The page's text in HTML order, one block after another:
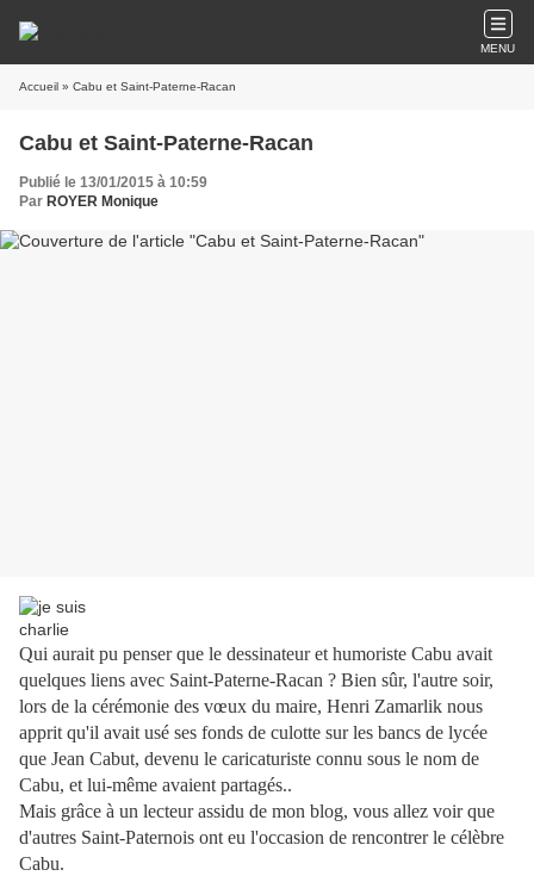
MENU
Accueil » Cabu et Saint-Paterne-Racan
Cabu et Saint-Paterne-Racan
Publié le 13/01/2015 à 10:59
Par ROYER Monique
Qui aurait pu penser que le dessinateur et humoriste Cabu avait
quelques liens avec Saint-Paterne-Racan ? Bien sûr, l'autre soir,
lors de la cérémonie des vœux du maire, Henri Zamarlik nous
apprit qu'il avait usé ses fonds de culotte sur les bancs de lycée
que Jean Cabut, devenu le caricaturiste connu sous le nom de
Cabu, et lui-même avaient partagés..
Mais grâce à un lecteur assidu de mon blog, vous allez voir que
d'autres Saint-Paternois ont eu l'occasion de rencontrer le célèbre
Cabu.